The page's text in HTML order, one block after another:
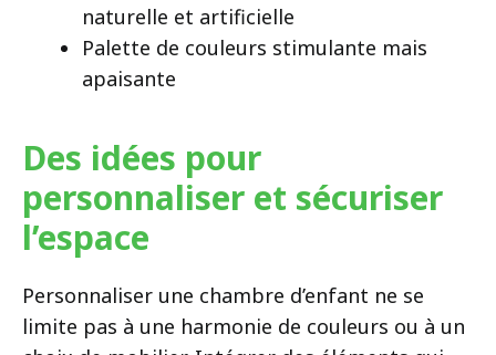
naturelle et artificielle
Palette de couleurs stimulante mais
apaisante
Des idées pour
personnaliser et sécuriser
l’espace
Personnaliser une chambre d’enfant ne se
limite pas à une harmonie de couleurs ou à un